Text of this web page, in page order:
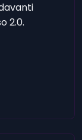
2.0.